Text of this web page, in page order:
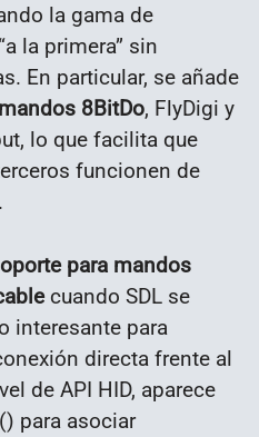
la gama de
la primera” sin
En particular, se añade
8BitDo, FlyDigi y
lo que facilita que
funcionen de
para mandos
cuando SDL se
interesante para
directa frente al
de API HID, aparece
para asociar